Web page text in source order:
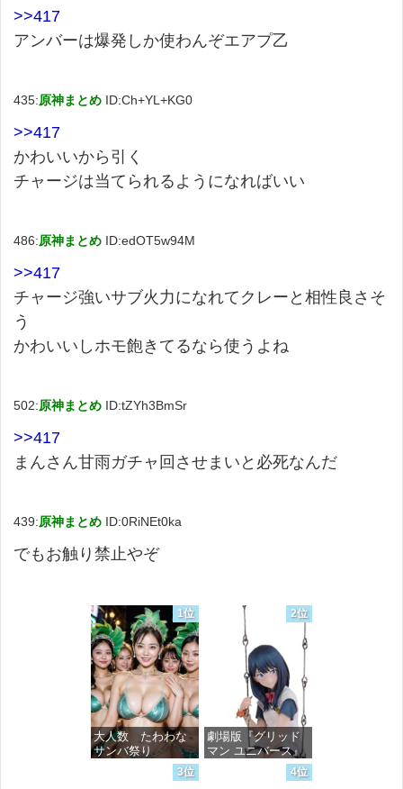
>>417
アンバーは爆発しか使わんぞエアプ乙
435:原神まとめ ID:Ch+YL+KG0
>>417
かわいいから引く
チャージは当てられるようになればいい
486:原神まとめ ID:edOT5w94M
>>417
チャージ強いサブ火力になれてクレーと相性良さそ
う
かわいいしホモ飽きてるなら使うよね
502:原神まとめ ID:tZYh3BmSr
>>417
まんさん甘雨ガチャ回させまいと必死なんだ
439:原神まとめ ID:0RiNEt0ka
でもお触り禁止やぞ
1位
大人数 たわわな
サンバ祭り
価格：¥99
2位
劇場版『グリッド
マン ユニバース』
宝多六花 wall figure
1/7スケール プラス
3位 4位